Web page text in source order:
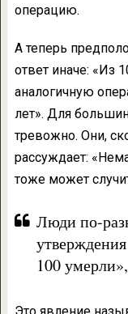
операцию.
А теперь
ответ иначе: «Из
аналогичную
лет». Для
тревожно. Они,
рассуждает:
тоже может
Люди по-
100